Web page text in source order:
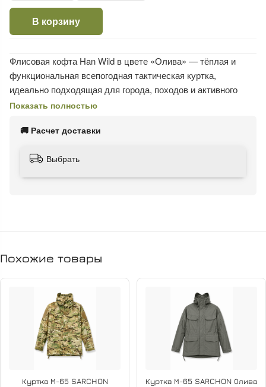
В корзину
Флисовая кофта Han Wild в цвете «Олива» — тёплая и
функциональная всепогодная тактическая куртка,
идеально подходящая для города, походов и активного
отдыха. Плотный флис 390 г/м² надёжно сохраняет тепло
дышащим.
Преимущества:
Пять карманов на молнии: два нагрудных и три на
входами для удобного доступа.
Прочныйфлис из 100% полиэстера с высокой
Лёгкий уход и комфортная посадка.
Подходит для демисезонного периода и активного образа
Показать полностью
🚚 Расчет доставки
Выбрать
Похожие товары
Куртка М-65 SARCHON
Куртка М-65 SARCHON Олива